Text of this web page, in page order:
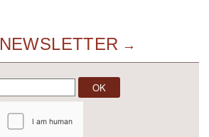
NEWSLETTER